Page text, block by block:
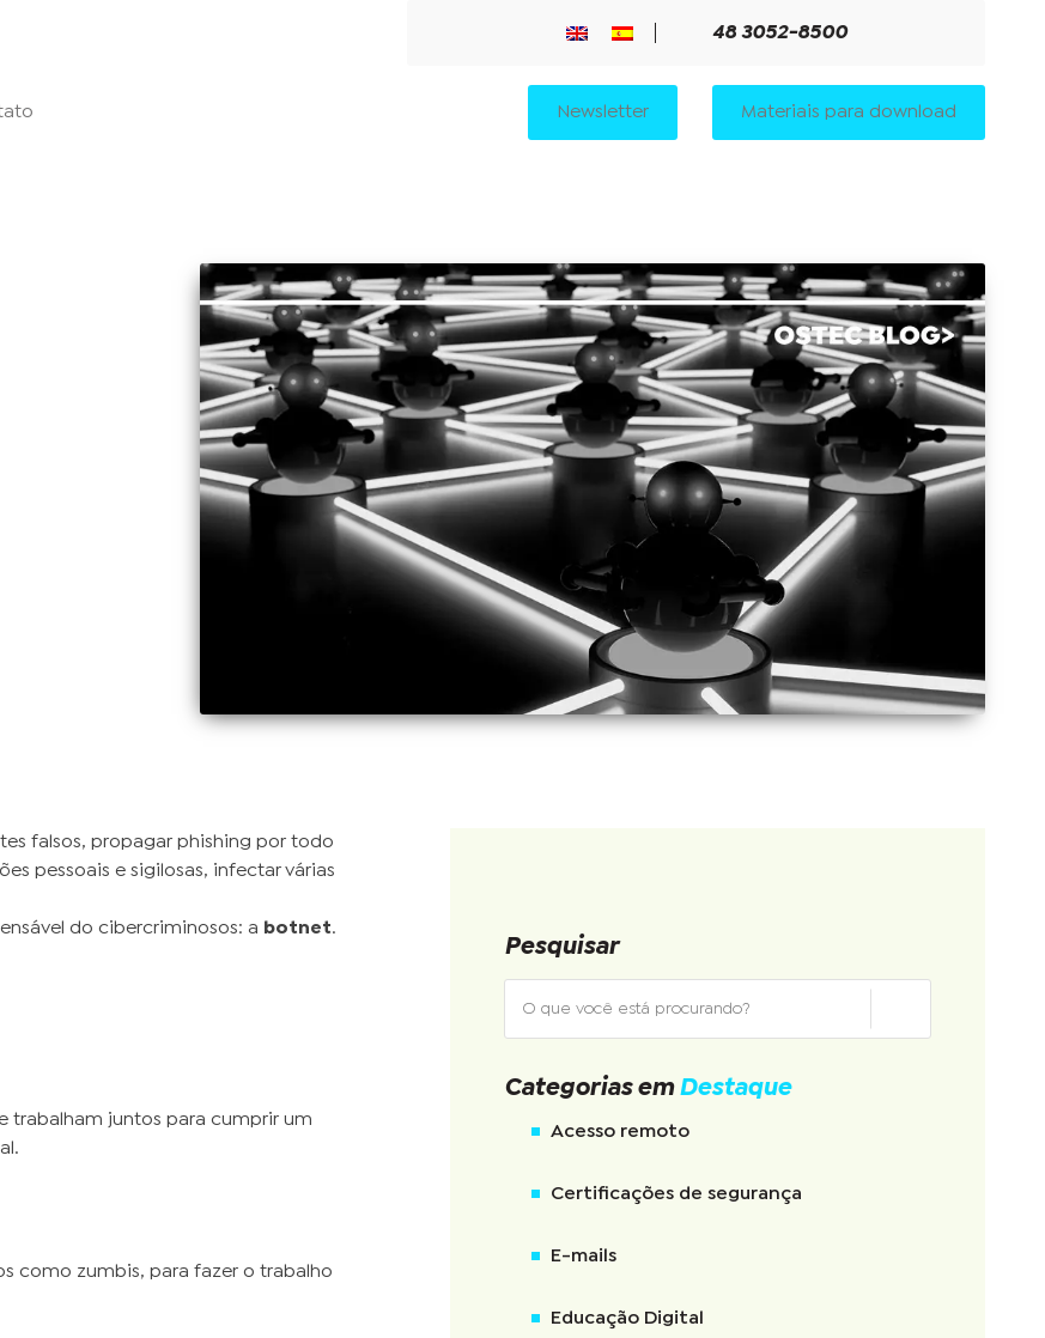
48 3052-8500
Newsletter Materiais para download
falsos, propagar phishing por todo
pessoais e sigilosas, infectar várias
do cibercriminosos: a
botnet.
trabalham juntos para cumprir um
como zumbis, para fazer o trabalho
Pesquisar
Categorias em Destaque
Acesso remoto
Certificações de segurança
E-mails
Educação Digital